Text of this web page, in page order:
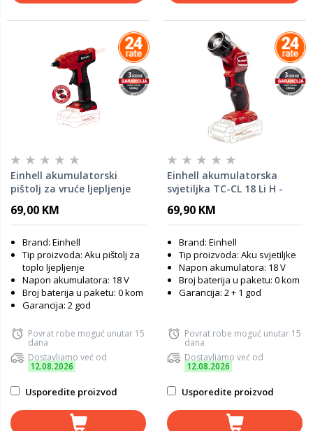
Einhell akumulatorski
pištolj za vruće ljepljenje
69,00 KM
Brand: Einhell
Tip proizvoda: Aku pištolj za
toplo ljepljenje
Napon akumulatora: 18 V
Broj baterija u paketu: 0 kom
Garancija: 2 god
Povrat robe moguć unutar 15
dana
Dostavljamo već od
12.08.2026
Usporedite proizvod
Einhell akumulatorska
svjetiljka TC-CL 18 Li H -
69,90 KM
Brand: Einhell
Tip proizvoda: Aku svjetiljke
Napon akumulatora: 18 V
Broj baterija u paketu: 0 kom
Garancija: 2 + 1 god
Povrat robe moguć unutar 15
dana
Dostavljamo već od
12.08.2026
Usporedite proizvod